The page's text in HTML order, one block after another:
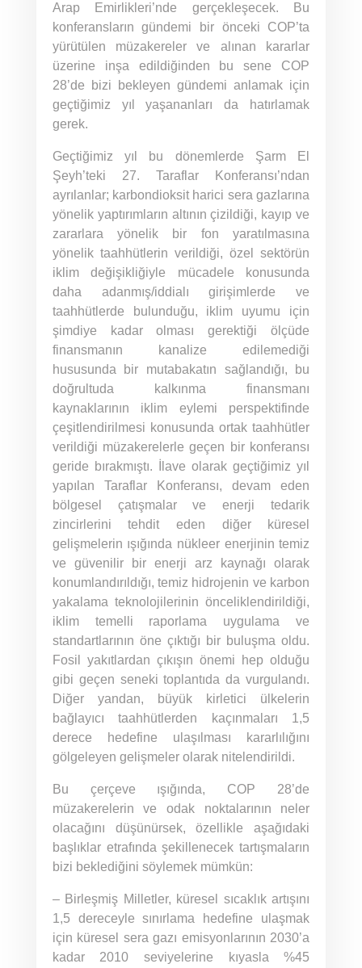
Arap Emirlikleri’nde gerçekleşecek. Bu
konferansların gündemi bir önceki COP’ta
yürütülen müzakereler ve alınan kararlar
üzerine inşa edildiğinden bu sene COP
28’de bizi bekleyen gündemi anlamak için
geçtiğimiz yıl yaşananları da hatırlamak
gerek.
Geçtiğimiz yıl bu dönemlerde Şarm El
Şeyh’teki 27. Taraflar Konferansı’ndan
ayrılanlar; karbondioksit harici sera gazlarına
yönelik yaptırımların altının çizildiği, kayıp ve
zararlara yönelik bir fon yaratılmasına
yönelik taahhütlerin verildiği, özel sektörün
iklim değişikliğiyle mücadele konusunda
daha adanmış/iddialı girişimlerde ve
taahhütlerde bulunduğu, iklim uyumu için
şimdiye kadar olması gerektiği ölçüde
finansmanın kanalize edilemediği
hususunda bir mutabakatın sağlandığı, bu
doğrultuda kalkınma finansmanı
kaynaklarının iklim eylemi perspektifinde
çeşitlendirilmesi konusunda ortak taahhütler
verildiği müzakerelerle geçen bir konferansı
geride bırakmıştı. İlave olarak geçtiğimiz yıl
yapılan Taraflar Konferansı, devam eden
bölgesel çatışmalar ve enerji tedarik
zincirlerini tehdit eden diğer küresel
gelişmelerin ışığında nükleer enerjinin temiz
ve güvenilir bir enerji arz kaynağı olarak
konumlandırıldığı, temiz hidrojenin ve karbon
yakalama teknolojilerinin önceliklendirildiği,
iklim temelli raporlama uygulama ve
standartlarının öne çıktığı bir buluşma oldu.
Fosil yakıtlardan çıkışın önemi hep olduğu
gibi geçen seneki toplantıda da vurgulandı.
Diğer yandan, büyük kirletici ülkelerin
bağlayıcı taahhütlerden kaçınmaları 1,5
derece hedefine ulaşılması kararlılığını
gölgeleyen gelişmeler olarak nitelendirildi.
Bu çerçeve ışığında, COP 28’de
müzakerelerin ve odak noktalarının neler
olacağını düşünürsek, özellikle aşağıdaki
başlıklar etrafında şekillenecek tartışmaların
bizi beklediğini söylemek mümkün:
– Birleşmiş Milletler, küresel sıcaklık artışını
1,5 dereceyle sınırlama hedefine ulaşmak
için küresel sera gazı emisyonlarının 2030’a
kadar 2010 seviyelerine kıyasla %45